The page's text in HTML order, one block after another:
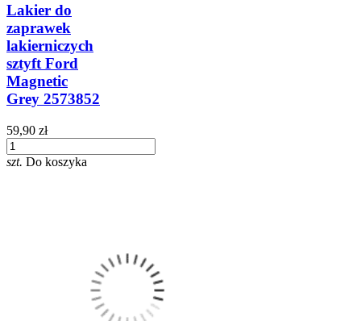
Lakier do
zaprawek
lakierniczych
sztyft Ford
Magnetic
Grey 2573852
59,90 zł
szt. Do koszyka